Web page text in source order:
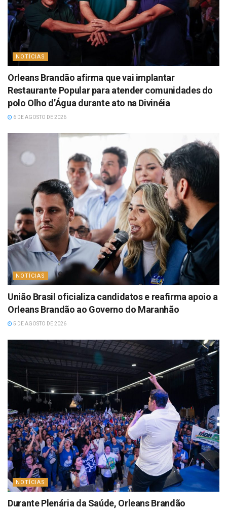
NOTÍCIAS
Orleans Brandão afirma que vai implantar
Restaurante Popular para atender comunidades do
polo Olho d’Água durante ato na Divinéia
6 DE AGOSTO DE 2026
NOTÍCIAS
União Brasil oficializa candidatos e reafirma apoio a
Orleans Brandão ao Governo do Maranhão
5 DE AGOSTO DE 2026
NOTÍCIAS
Durante Plenária da Saúde, Orleans Brandão